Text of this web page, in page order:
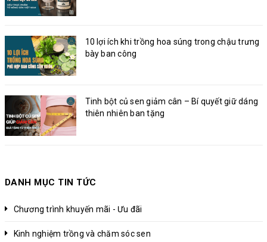
10 lợi ích khi trồng hoa súng trong chậu trưng
bày ban công
Tinh bột củ sen giảm cân – Bí quyết giữ dáng
thiên nhiên ban tặng
DANH MỤC TIN TỨC
Chương trình khuyến mãi - Ưu đãi
Kinh nghiệm trồng và chăm sóc sen